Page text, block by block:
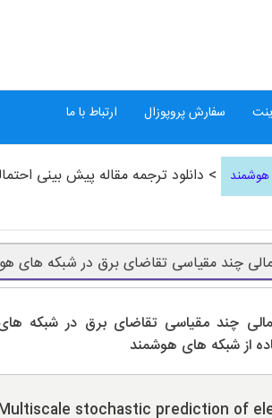
سفارش پروپوزال ارتباط با ما
> دانلود ترجمه مقاله پیش بینی
چند مقیاسی تقاضای برق در شبکه های
چند مقیاسی تقاضای برق در شبکه
از شبکه های هوشمند
stochastic prediction of